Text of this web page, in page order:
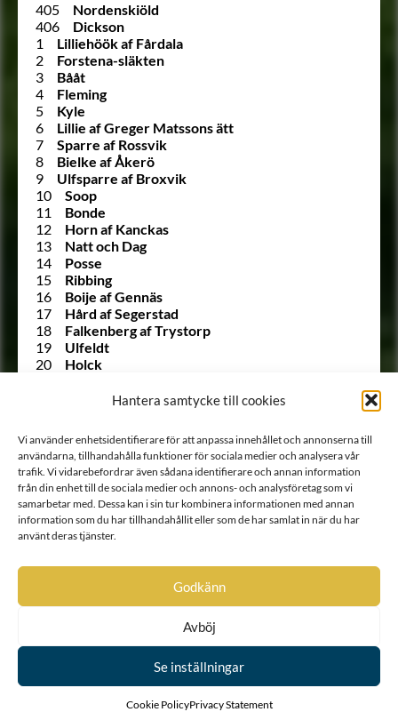
Hantera samtycke till cookies
Vi använder enhetsidentifierare för att anpassa innehållet och annonserna till
användarna, tillhandahålla funktioner för sociala medier och analysera vår
trafik. Vi vidarebefordrar även sådana identifierare och annan information
från din enhet till de sociala medier och annons- och analysföretag som vi
samarbetar med. Dessa kan i sin tur kombinera informationen med annan
information som du har tillhandahållit eller som de har samlat in när du har
använt deras tjänster.
Godkänn
Avböj
Se inställningar
Cookie PolicyPrivacy Statement
405
Nordenskiöld
406
Dickson
1
Lilliehöök af Fårdala
2
Forstena-släkten
3
Bååt
4
Fleming
5
Kyle
6
Lillie af Greger Matssons ätt
7
Sparre af Rossvik
8
Bielke af Åkerö
9
Ulfsparre af Broxvik
10
Soop
11
Bonde
12
Horn af Kanckas
13
Natt och Dag
14
Posse
15
Ribbing
16
Boije af Gennäs
17
Hård af Segerstad
18
Falkenberg af Trystorp
19
Ulfeldt
20
Holck
25
Walkendorff
26
Tott
27
Gädda
28
Bille af Dybeck
29
Gyllenstierna af Svaneholm
30
Lindenov
32
Stålarm
37
Rosenstråle
Siöstierna
528 A
von Snoilsky